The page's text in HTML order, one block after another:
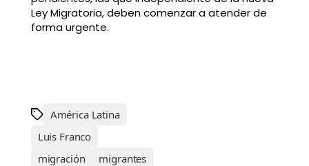
Ley Migratoria, deben comenzar a atender de
forma urgente.
América Latina
Luis Franco
migración
migrantes